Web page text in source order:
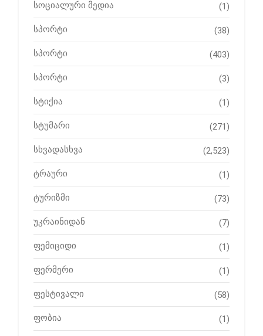
სოციალური მედია (1)
სპორტი (38)
სპორტი (403)
სპორტი (3)
სტიქია (1)
სტუმარი (271)
სხვადასხვა (2,523)
ტრაური (1)
ტურიზმი (73)
უკრაინიდან (7)
ფემიციდი (1)
ფერმერი (1)
ფესტივალი (58)
ფობია (1)